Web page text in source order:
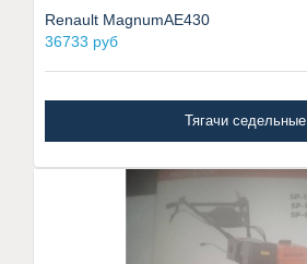
Renault MagnumAE430
36733 руб
Тягачи седельные